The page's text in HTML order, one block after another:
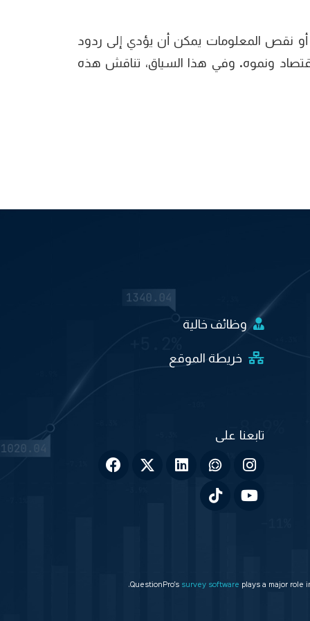
أو نقص المعلومات يمكن أن يؤدي إلى ردود
ونموه. وفي هذا السياق، تناقش هذه
وظائف خالية
خريطة الموقع
QuestionPro’s survey software plays a major role